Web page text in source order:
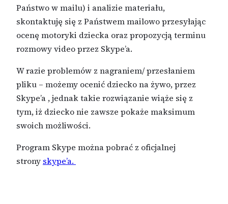
Państwo w mailu) i analizie materiału,
skontaktuję się z Państwem mailowo przesyłając
ocenę motoryki dziecka oraz propozycją terminu
rozmowy video przez Skype’a.
W razie problemów z nagraniem/ przesłaniem
pliku – możemy ocenić dziecko na żywo, przez
Skype’a , jednak takie rozwiązanie wiąże się z
tym, iż dziecko nie zawsze pokaże maksimum
swoich możliwości.
Program Skype można pobrać z oficjalnej
strony skype’a.